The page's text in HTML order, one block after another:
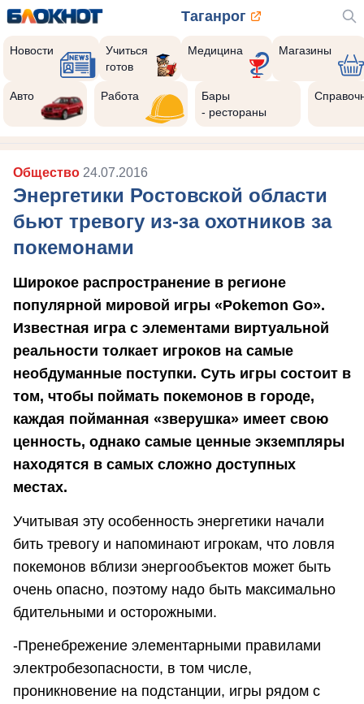
Таганрог
Новости
Учиться
готов
Медицина Магазины
Авто Работа
Бары
- рестораны
Общество 24.07.2016
Энергетики Ростовской области
бьют тревогу из-за охотников за
покемонами
Широкое распространение в регионе
популярной мировой игры «Pokemon Go».
Известная игра с элементами виртуальной
реальности толкает игроков на самые
необдуманные поступки. Суть игры состоит в
том, чтобы поймать покемонов в городе,
каждая пойманная «зверушка» имеет свою
ценность, однако самые ценные экземпляры
находятся в самых сложно доступных
местах.
Учитывая эту особенность энергетики начали
бить тревогу и напоминают игрокам, что ловля
покемонов вблизи энергообъектов может быть
очень опасно, поэтому надо быть максимально
бдительными и осторожными.
-Пренебрежение элементарными правилами
электробезопасности, в том числе,
проникновение на подстанции, игры рядом с